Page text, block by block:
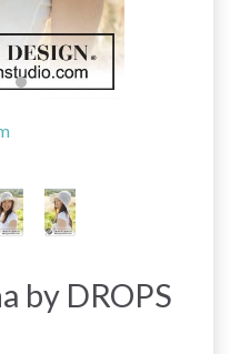
by DROPS